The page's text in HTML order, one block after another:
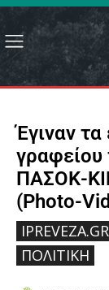
Έγιναν τα
ΠΑΣΟΚ-
(Photo-
ΠΟΛΙΤΙΚΉ